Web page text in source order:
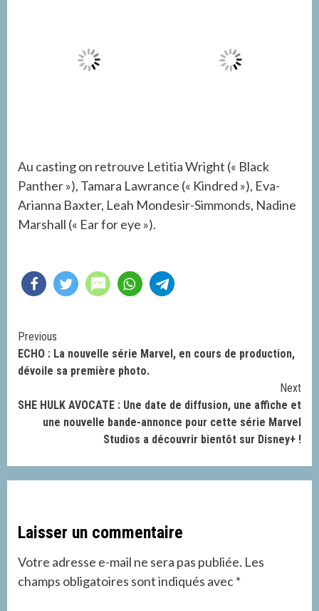
Au casting on retrouve Letitia Wright (« Black
Panther »), Tamara Lawrance (« Kindred »), Eva-
Arianna Baxter, Leah Mondesir-Simmonds, Nadine
Marshall (« Ear for eye »).
Continue
Reading
Previous
ECHO : La nouvelle série Marvel, en cours de production,
dévoile sa première photo.
Next
SHE HULK AVOCATE : Une date de diffusion, une affiche et
une nouvelle bande-annonce pour cette série Marvel
Studios a découvrir bientôt sur Disney+ !
Laisser un commentaire
Votre adresse e-mail ne sera pas publiée. Les
champs obligatoires sont indiqués avec*